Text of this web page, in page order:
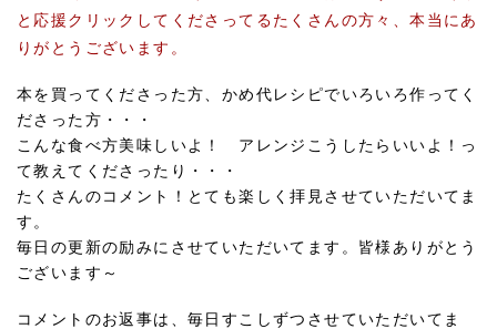
と応援クリックしてくださってるたくさんの方々、本当にあ
りがとうございます。
本を買ってくださった方、かめ代レシピでいろいろ作ってく
ださった方・・・
こんな食べ方美味しいよ！ アレンジこうしたらいいよ！っ
て教えてくださったり・・・
たくさんのコメント！とても楽しく拝見させていただいてま
す。
毎日の更新の励みにさせていただいてます。皆様ありがとう
ございます～
コメントのお返事は、毎日すこしずつさせていただいてま